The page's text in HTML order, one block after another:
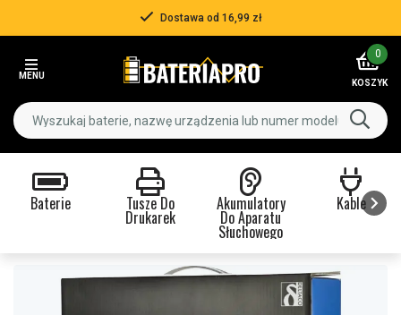
Dostawa od 16,99 zł
MENU
0
KOSZYK
Baterie Tusze Do
Drukarek
Akumulatory
Do Aparatu
Słuchowego
Kable